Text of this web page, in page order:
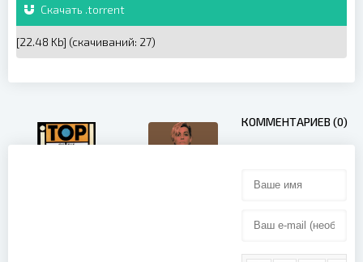
Скачать .torrent
[22.48 Kb] (cкачиваний: 27)
КОММЕНТАРИЕВ (0)